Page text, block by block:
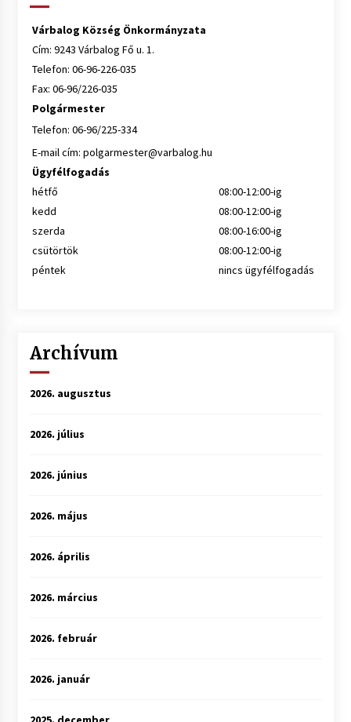
Várbalog Község Önkormányzata
Cím: 9243 Várbalog Fő u. 1.
Telefon: 06-96-226-035
Fax: 06-96/226-035
Polgármester
Telefon: 06-96/225-334
E-mail cím: polgarmester@varbalog.hu
Ügyfélfogadás
hétfő
08:00-12:00-ig
kedd
08:00-12:00-ig
szerda
08:00-16:00-ig
csütörtök
08:00-12:00-ig
péntek
nincs ügyfélfogadás
Archívum
2026. augusztus
2026. július
2026. június
2026. május
2026. április
2026. március
2026. február
2026. január